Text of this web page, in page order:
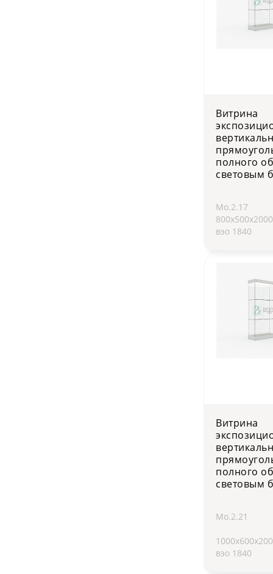
Витрина
полного
световым
Мо.2.17
вэо 1840
Витрина
полного
световым
Мо.2.21
вэо 1840